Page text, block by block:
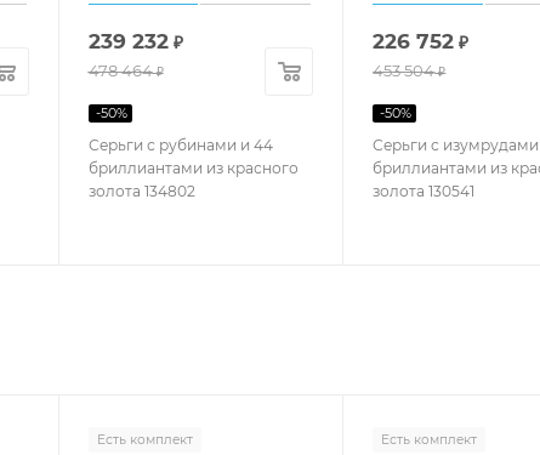
Серьги с рубинами и 44
бриллиантами из красного
золота 134802
239 232₽
478 464₽
-50%
Серьги с
бриллиантами из
золота 130541
226 752 ₽
453 504₽
-50%
Есть комплект Есть комплект